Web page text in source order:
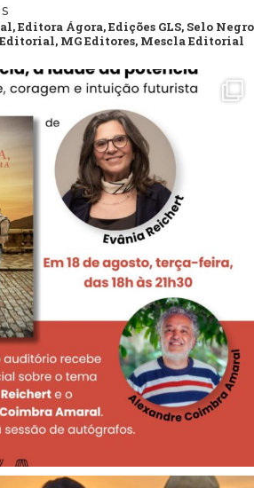
Editora Ágora, Edições GLS, Selo Negro
MG Editores, Mescla Editorial